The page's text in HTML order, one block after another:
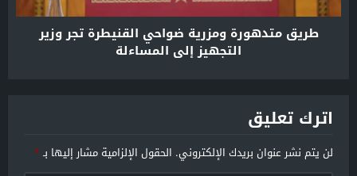
طريق متدهورة ومزرية ضواحي القنيطرة تجر وزير
التجهيز إلى المساءلة
اترك تعليق
لن يتم نشر عنوان بريدك الإلكتروني. الحقول الإلزامية مشار إليها بـ*